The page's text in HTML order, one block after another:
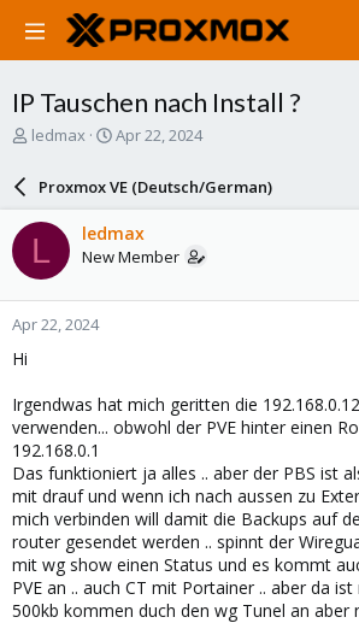
IP Tauschen nach Install ?
T
a
d
s
t
a
r
ledmax
S
a
r
d
a
e
Apr 22, 2024
Proxmox VE (Deutsch/German)
L ledmax
New Member
Apr 22, 2024
Hi
Irgendwas hat mich geritten die
verwenden... obwohl der PVE hinter einen
192.168.0.1
Das funktioniert ja alles .. aber der PBS ist
mit drauf und wenn ich nach aussen zu
mich verbinden will damit die Backups auf
router gesendet werden .. spinnt der
mit wg show einen Status und es kommt
PVE an .. auch CT mit Portainer .. aber da
500kb kommen duch den wg Tunel an aber